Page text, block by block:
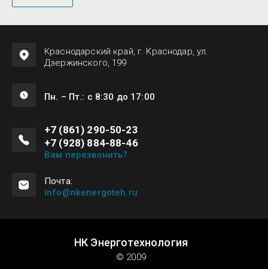
Краснодарский край, г. Краснодар, ул.
Дзержинского, 199
Пн. – Пт.: с 8:30 до 17:00
+7 (861) 290-50-23
+7 (928) 884-88-46
Вам перезвонить?
Почта:
info@nkenergoteh.ru
НК Энерготехнология
© 2009